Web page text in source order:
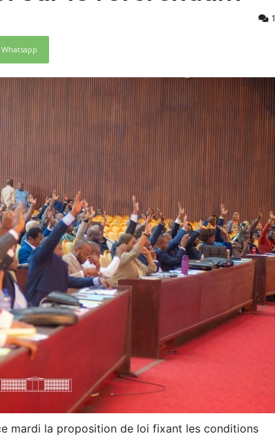
1
Whatsapp
mardi la proposition de loi fixant les conditions